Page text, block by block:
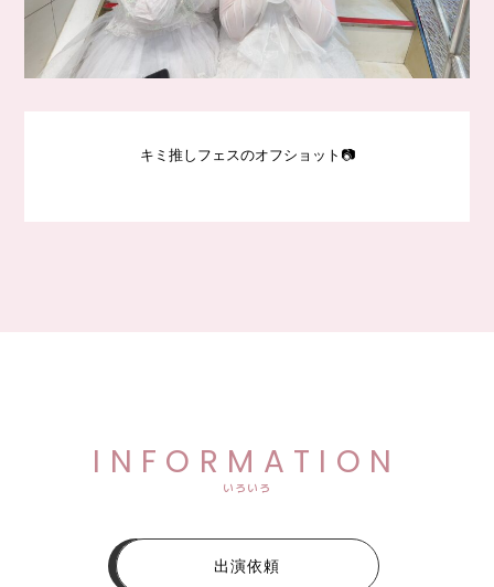
キミ推しフェスのオフショット📷
INFORMATION
いろいろ
出演依頼